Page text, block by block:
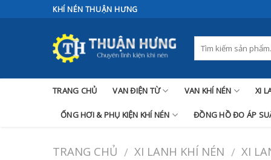
to
KHÍ NÉN THUẬN HƯNG
TRANG CHỦ VAN ĐIỆN TỪ VAN KHÍ NÉN XI
ỐNG HƠI & PHỤ KIỆN KHÍ NÉN ĐỒNG HỒ ĐO ÁP
TRANG CHỦ / XI LANH KHÍ NÉN / XI